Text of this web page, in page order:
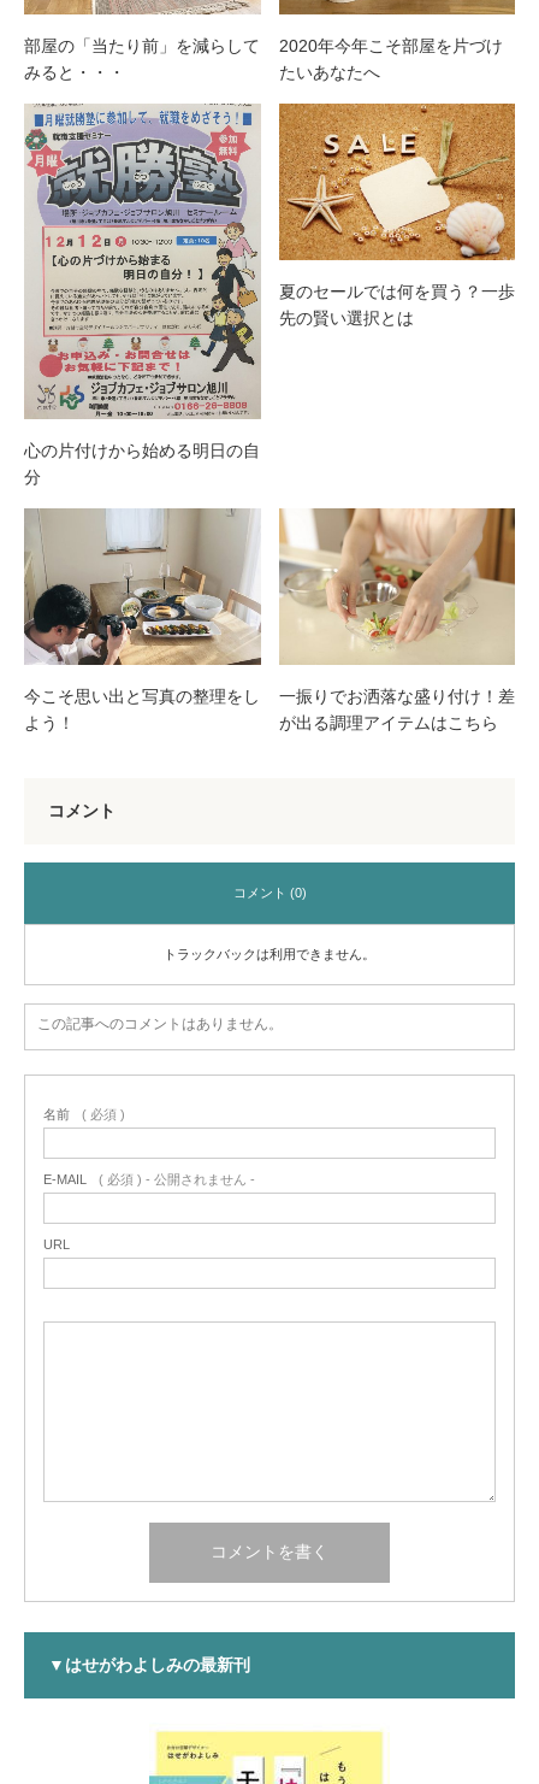
部屋の「当たり前」を減らして
みると・・・
2020年今年こそ部屋を片づけ
たいあなたへ
心の片付けから始める明日の自
分
夏のセールでは何を買う？一歩
先の賢い選択とは
今こそ思い出と写真の整理をし
よう！
一振りでお洒落な盛り付け！差
が出る調理アイテムはこちら
コメント
コメント (0)
トラックバックは利用できません。
この記事へのコメントはありません。
名前 ( 必須 )
E-MAIL ( 必須 ) - 公開されません -
URL
▼はせがわよしみの最新刊